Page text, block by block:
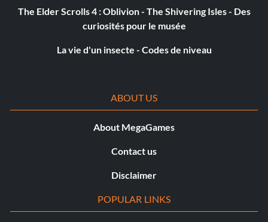
The Elder Scrolls 4 : Oblivion - The Shivering Isles - Des
curiosités pour le musée
La vie d'un insecte - Codes de niveau
ABOUT US
About MegaGames
Contact us
Disclaimer
POPULAR LINKS